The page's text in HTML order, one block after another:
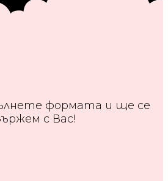
формата и ще се
с Вас!